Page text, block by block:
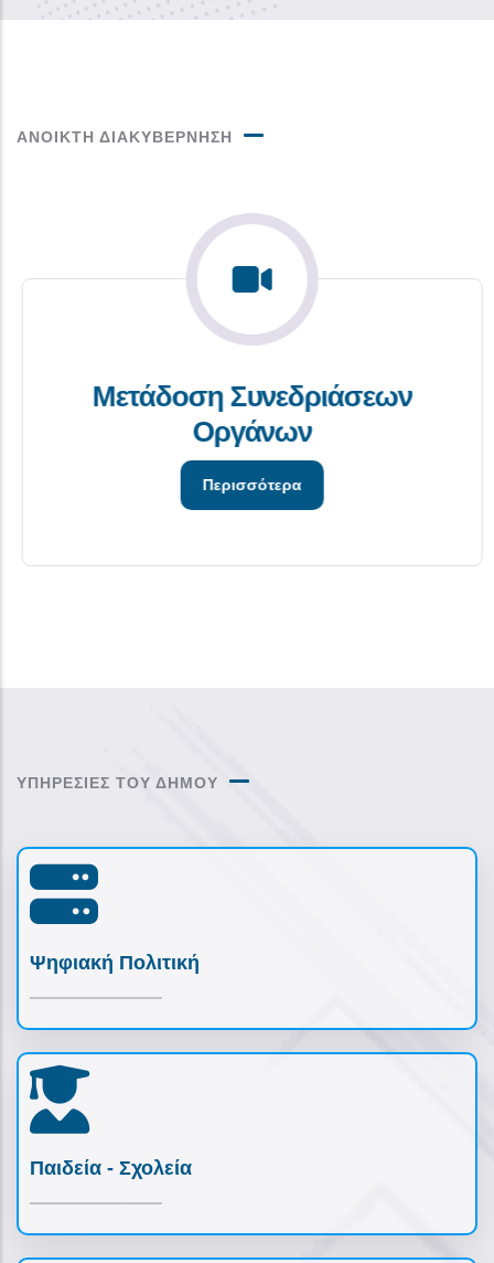
ΑΝΟΙΚΤΗ ΔΙΑΚΥΒΕΡΝΗΣΗ
Μετάδοση Συνεδριάσεων
Οργάνων
Περισσότερα
ΥΠΗΡΕΣΙΕΣ ΤΟΥ ΔΗΜΟΥ
Ψηφιακή Πολιτική
Παιδεία - Σχολεία